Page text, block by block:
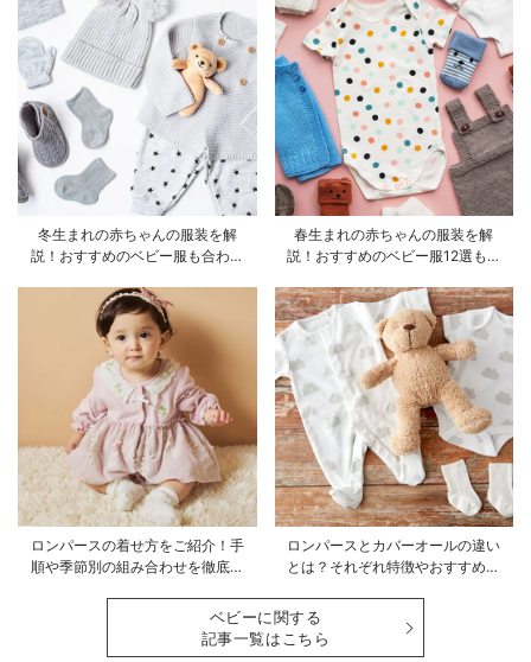
冬生まれの赤ちゃんの服装を解
説！おすすめのベビー服も合わせ
春生まれの赤ちゃんの服装を解
説！おすすめのベビー服12選も合
ロンパースの着せ方をご紹介！手
順や季節別の組み合わせを徹底解
ロンパースとカバーオールの違い
とは？それぞれ特徴やおすすめ商
ベビーに関する
記事一覧はこちら